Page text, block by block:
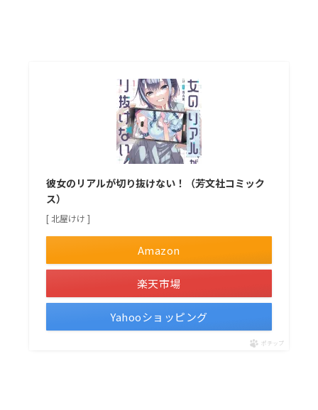
彼女のリアルが切り抜けない！（芳文社コミック
ス）
[ 北屋けけ ]
Amazon
楽天市場
Yahooショッピング
ポチップ